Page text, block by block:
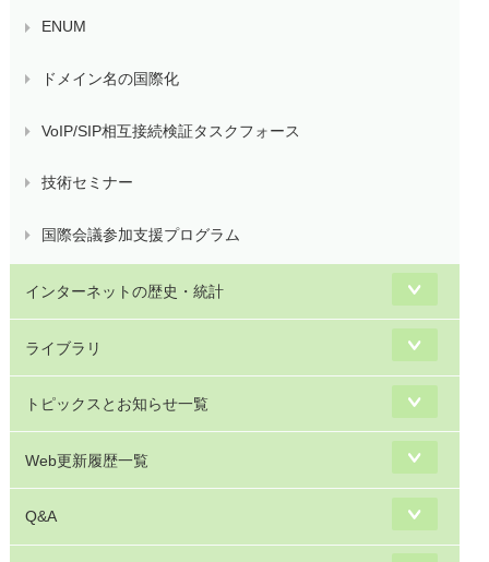
ENUM
ドメイン名の国際化
VoIP/SIP相互接続検証タスクフォース
技術セミナー
国際会議参加支援プログラム
インターネットの歴史・統計
ライブラリ
トピックスとお知らせ一覧
Web更新履歴一覧
Q&A